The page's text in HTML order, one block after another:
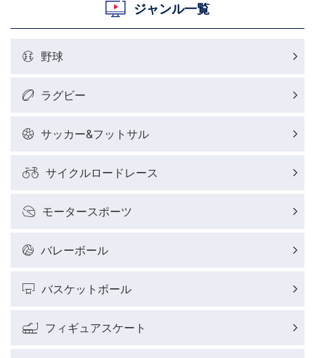
ジャンル一覧
野球
ラグビー
サッカー&フットサル
サイクルロードレース
モータースポーツ
バレーボール
バスケットボール
フィギュアスケート